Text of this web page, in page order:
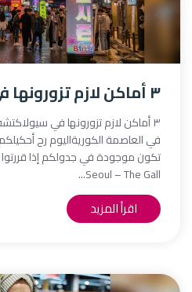
٣ أماكن لازم تزورونها في سيول
٣ أماكن لازم تزورونها في
Seoul – The Gall...
اقرأ المزيد